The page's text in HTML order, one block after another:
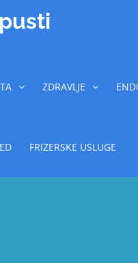
ZDRAVLJE
FRIZERSKE USLUGE